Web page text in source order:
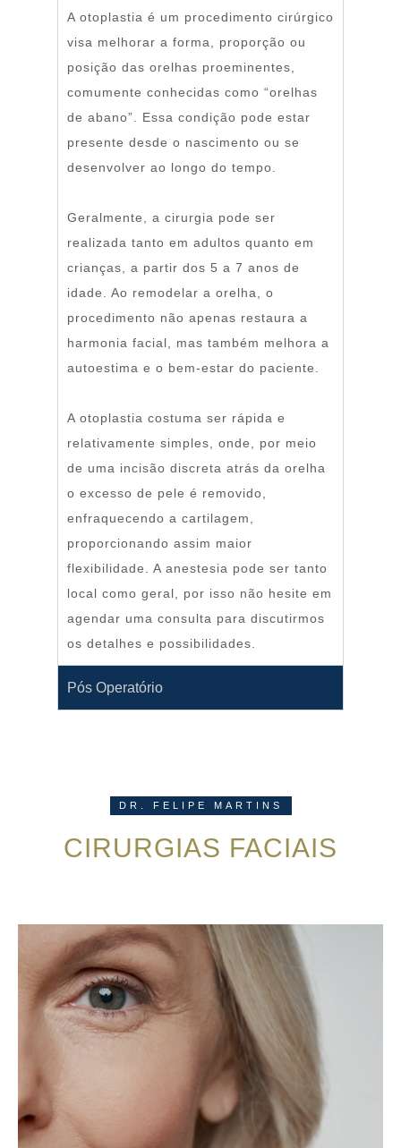
A otoplastia é um procedimento cirúrgico
visa melhorar a forma, proporção ou
posição das orelhas proeminentes,
comumente conhecidas como “orelhas
de abano”. Essa condição pode estar
presente desde o nascimento ou se
desenvolver ao longo do tempo.
Geralmente, a cirurgia pode ser
realizada tanto em adultos quanto em
crianças, a partir dos 5 a 7 anos de
idade. Ao remodelar a orelha, o
procedimento não apenas restaura a
harmonia facial, mas também melhora a
autoestima e o bem-estar do paciente.
A otoplastia costuma ser rápida e
relativamente simples, onde, por meio
de uma incisão discreta atrás da orelha
o excesso de pele é removido,
enfraquecendo a cartilagem,
proporcionando assim maior
flexibilidade. A anestesia pode ser tanto
local como geral, por isso não hesite em
agendar uma consulta para discutirmos
os detalhes e possibilidades.
Pós Operatório
DR. FELIPE MARTINS
CIRURGIAS FACIAIS